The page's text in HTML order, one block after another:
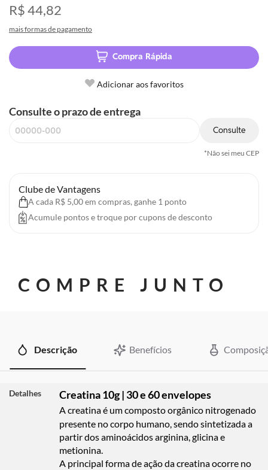
R$ 44,82
mais formas de pagamento
Compra Rápida
Adicionar aos favoritos
Consulte o prazo de entrega
Consulte
*Não sei meu CEP
Clube de Vantagens
A cada R$ 5,00 em compras, ganhe 1 ponto
Acumule pontos e troque por cupons de desconto
COMPRE JUNTO
Descrição Benefícios
Detalhes Creatina 10g | 30 e 60 envelopes
A creatina é um composto orgânico nitrogenado
presente no corpo humano, sendo sintetizada a
partir dos aminoácidos arginina, glicina e
metionina.
A principal forma de ação da creatina ocorre no